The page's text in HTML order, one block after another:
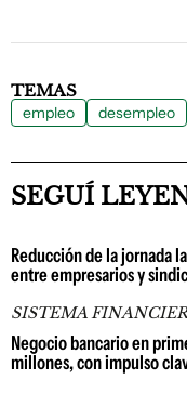
TEMAS
empleo desempleo
SEGUÍ
Reducción de la jornada
entre empresarios y
SISTEMA
Negocio bancario en
millones, con impulso